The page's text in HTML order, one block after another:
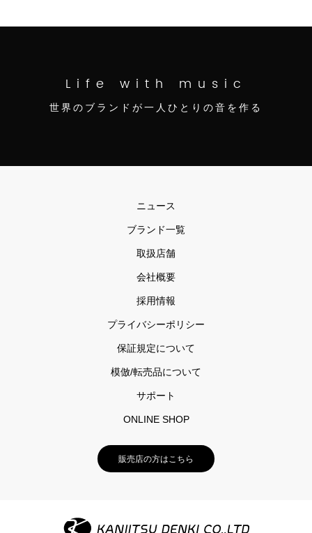
Life with music
世界のブランドが一人ひとりの音を作る
ニュース
ブランド一覧
取扱店舗
会社概要
採用情報
プライバシーポリシー
保証規定について
模倣/転売品について
サポート
ONLINE SHOP
販売店の方はこちら